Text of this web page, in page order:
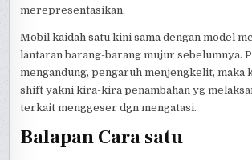
merepresentasikan.
Mobil kaidah satu kini sama dengan model
lantaran barang-barang mujur sebelumnya.
mengandung, pengaruh menjengkelit, maka
shift yakni kira-kira penambahan yg
terkait menggeser dgn mengatasi.
Balapan Cara satu